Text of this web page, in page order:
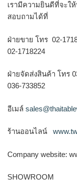
เรามีความยินดีที่จะใ
สอบถามได้ที่
ฝ่ายขาย โทร 02-
02-1718224
ฝ่ายจัดส่งสินค้า โทร
036-733852
อีเมล์
ร้านออนไลน์
Company website:
SHOWROOM